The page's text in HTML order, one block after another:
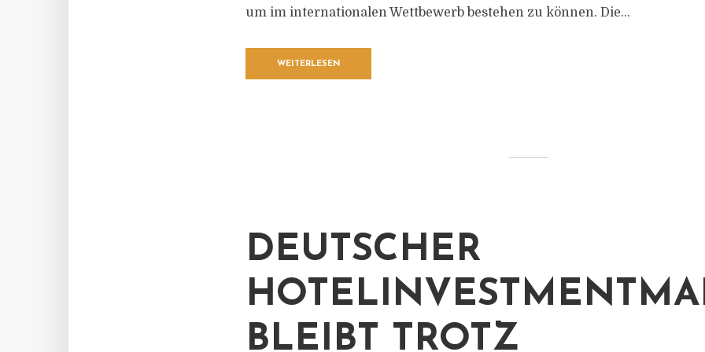
um im internationalen Wettbewerb bestehen zu können. Die...
WEITERLESEN
DEUTSCHER
BLEIBT TROTZ